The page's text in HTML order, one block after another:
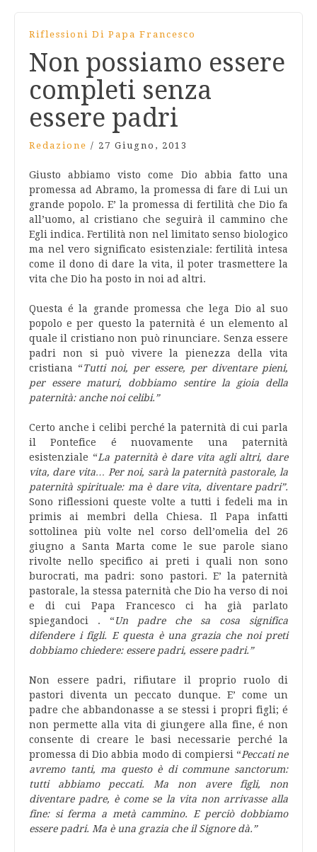
Riflessioni Di Papa Francesco
Non possiamo essere
completi senza
essere padri
Redazione / 27 Giugno, 2013
Giusto abbiamo visto come Dio abbia fatto una
promessa ad Abramo, la promessa di fare di Lui un
grande popolo. E’ la promessa di fertilità che Dio fa
all’uomo, al cristiano che seguirà il cammino che
Egli indica. Fertilità non nel limitato senso biologico
ma nel vero significato esistenziale: fertilità intesa
come il dono di dare la vita, il poter trasmettere la
vita che Dio ha posto in noi ad altri.
Questa é la grande promessa che lega Dio al suo
popolo e per questo la paternità é un elemento al
quale il cristiano non può rinunciare. Senza essere
padri non si può vivere la pienezza della vita
cristiana “Tutti noi, per essere, per diventare pieni,
per essere maturi, dobbiamo sentire la gioia della
paternità: anche noi celibi.”
Certo anche i celibi perché la paternità di cui parla
il Pontefice é nuovamente una paternità
esistenziale “La paternità è dare vita agli altri, dare
vita, dare vita… Per noi, sarà la paternità pastorale, la
paternità spirituale: ma è dare vita, diventare padri”.
Sono riflessioni queste volte a tutti i fedeli ma in
primis ai membri della Chiesa. Il Papa infatti
sottolinea più volte nel corso dell’omelia del 26
giugno a Santa Marta come le sue parole siano
rivolte nello specifico ai preti i quali non sono
burocrati, ma padri: sono pastori. E’ la paternità
pastorale, la stessa paternità che Dio ha verso di noi
e di cui Papa Francesco ci ha già parlato
spiegandoci . “Un padre che sa cosa significa
difendere i figli. E questa è una grazia che noi preti
dobbiamo chiedere: essere padri, essere padri.”
Non essere padri, rifiutare il proprio ruolo di
pastori diventa un peccato dunque. E’ come un
padre che abbandonasse a se stessi i propri figli; é
non permette alla vita di giungere alla fine, é non
consente di creare le basi necessarie perché la
promessa di Dio abbia modo di compiersi “Peccati ne
avremo tanti, ma questo è di commune sanctorum:
tutti abbiamo peccati. Ma non avere figli, non
diventare padre, è come se la vita non arrivasse alla
fine: si ferma a metà cammino. E perciò dobbiamo
essere padri. Ma è una grazia che il Signore dà.”